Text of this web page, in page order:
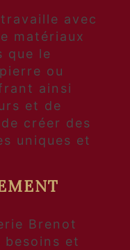
avec
matériaux
que le
ou
ainsi
et de
créer des
uniques et
Brenot
et